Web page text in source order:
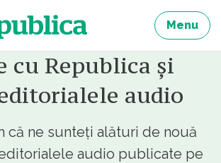
Menu
cu Republica și
audio
că ne sunteți alături de nouă
audio publicate pe